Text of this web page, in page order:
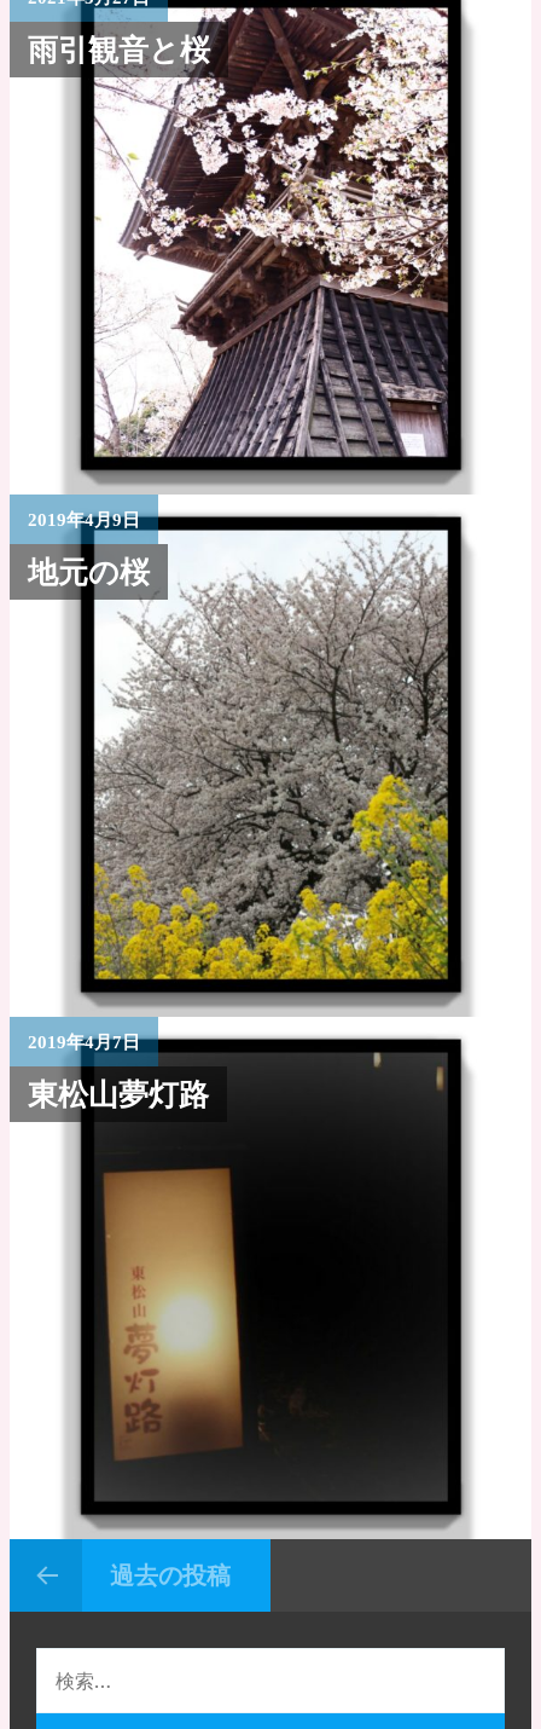
雨引観音と桜
2019年4月9日
地元の桜
2019年4月7日
東松山夢灯路
過去の投稿